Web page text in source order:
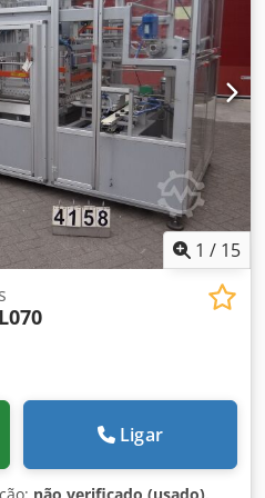
2,60 m A máquina está
Disponível
1 / 15
Ligar
não verificado (usado),